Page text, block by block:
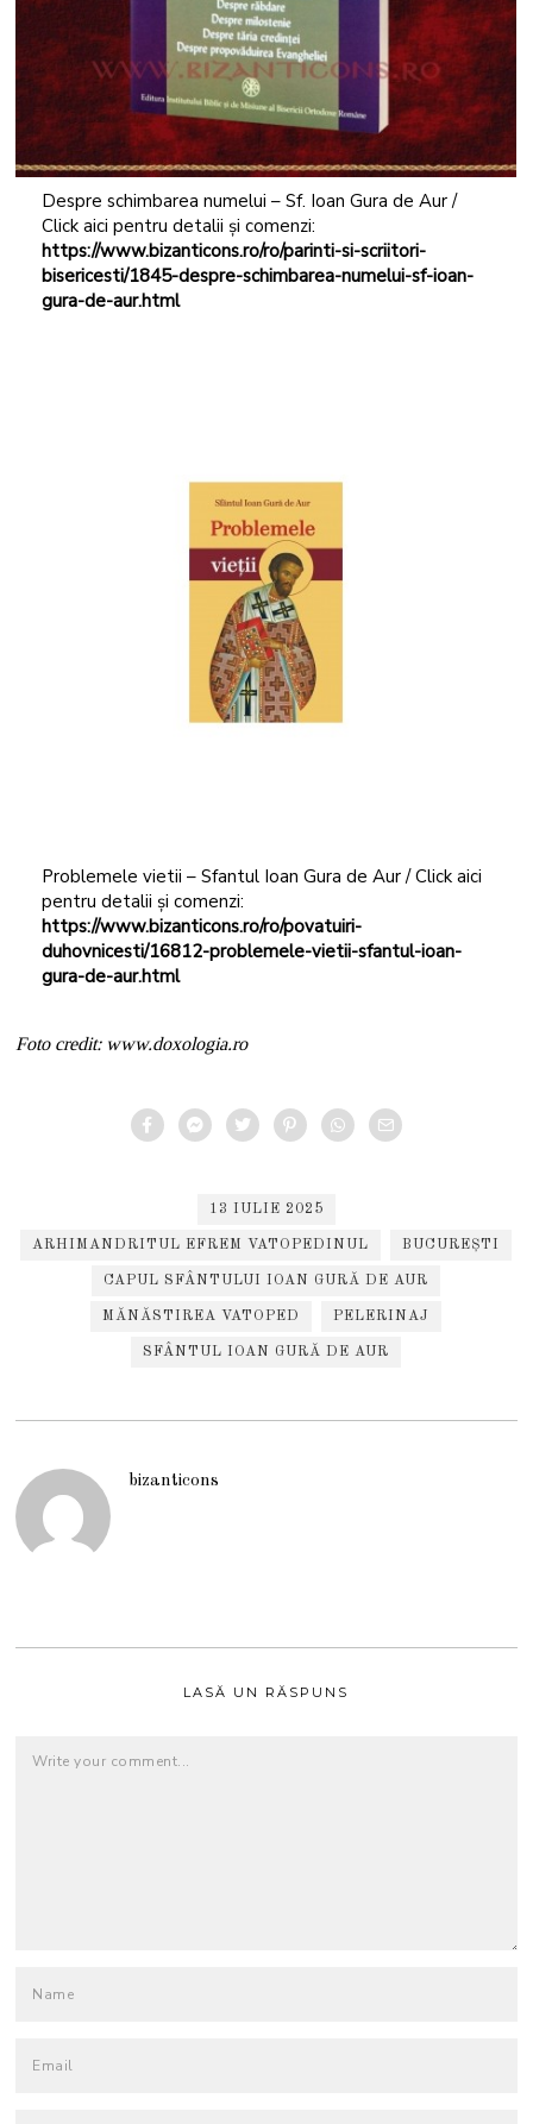
Despre schimbarea numelui – Sf. Ioan Gura de Aur /
Click aici pentru detalii și comenzi:
https://www.bizanticons.ro/ro/parinti-si-scriitori-
bisericesti/1845-despre-schimbarea-numelui-sf-ioan-
gura-de-aur.html
Problemele vietii – Sfantul Ioan Gura de Aur / Click aici
pentru detalii și comenzi:
https://www.bizanticons.ro/ro/povatuiri-
duhovnicesti/16812-problemele-vietii-sfantul-ioan-
gura-de-aur.html
Foto credit: www.doxologia.ro
13 IULIE 2025
ARHIMANDRITUL EFREM VATOPEDINUL BUCUREȘTI
CAPUL SFÂNTULUI IOAN GURĂ DE AUR
MĂNĂSTIREA VATOPED PELERINAJ
SFÂNTUL IOAN GURĂ DE AUR
bizanticons
LASĂ UN RĂSPUNS